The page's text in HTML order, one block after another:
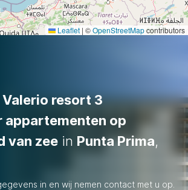
Leaflet | ©OpenStreetMapcontributors
Valerio resort 3
appartementen op
van zee in Punta Prima,
in en wij nemen contact met u op.